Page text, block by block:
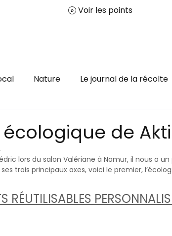
Voir les points
Nature Le journal de la récolte
de
lors du salon Valériane à Namur, il nous a un
ses trois principaux axes, voici le premier,
RÉUTILISABLES